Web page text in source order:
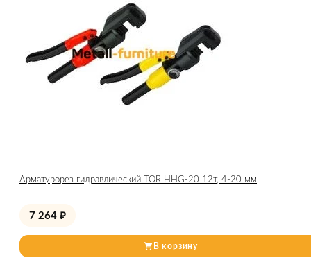
Арматурорез гидравлический TOR HHG-20 12т, 4-20 мм
7 264 ₽
В корзину